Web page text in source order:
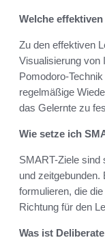
Welche
Zu den effektiven
Visualisierung von
Pomodoro-
regelmäßige
das Gelernte zu
Wie setze ich
SMART-Ziele sind
und
formulieren, die
Richtung für den
Was ist